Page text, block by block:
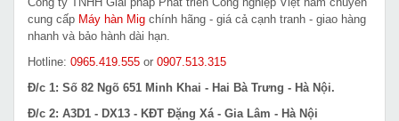
cung cấp Máy hàn Mig chính hãng - giá cả cạnh tranh - giao hàng
nhanh và bảo hành dài hạn.
Hotline: 0965.419.555 or 0907.513.315
Đ/c 1: Số 82 Ngõ 651 Minh Khai - Hai Bà Trưng - Hà Nội.
Đ/c 2: A3D1 - DX13 - KĐT Đặng Xá - Gia Lâm - Hà Nội